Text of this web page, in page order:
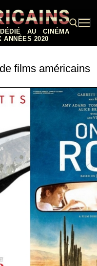
AU CINÉMA
ANNÉES 2020
films américains